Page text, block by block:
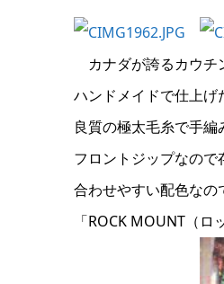
カナダが誇るカウチ
ハンドメイドで仕上げ
良質の極太毛糸で手
フロントジップなので
合わせやすい配色なの
「ROCK MOUNT（